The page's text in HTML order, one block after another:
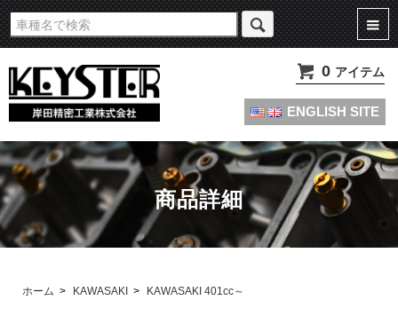
旧車・名車・絶版車キャブレターのオーバーホールやセッティングパーツは
KEYSTERの燃調キット
0 アイテム
ENGLISH SITE
商品詳細
ホーム > KAWASAKI > KAWASAKI 401cc～